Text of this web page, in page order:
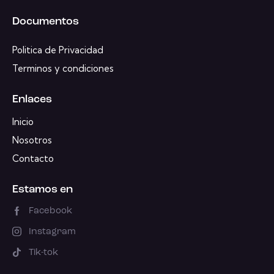
Documentos
Politica de Privacidad
Terminos y condiciones
Enlaces
Inicio
Nosotros
Contacto
Estamos en
Facebook
Instagram
Tik-tok